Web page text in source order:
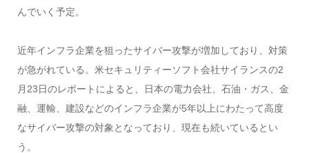
んでいく予定。
近年インフラ企業を狙ったサイバー攻撃が増加しており、対策
が急がれている。米セキュリティーソフト会社サイランスの2
月23日のレポートによると、日本の電力会社、石油・ガス、金
融、運輸、建設などのインフラ企業が5年以上にわたって高度
なサイバー攻撃の対象となっており、現在も続いているとい
う。